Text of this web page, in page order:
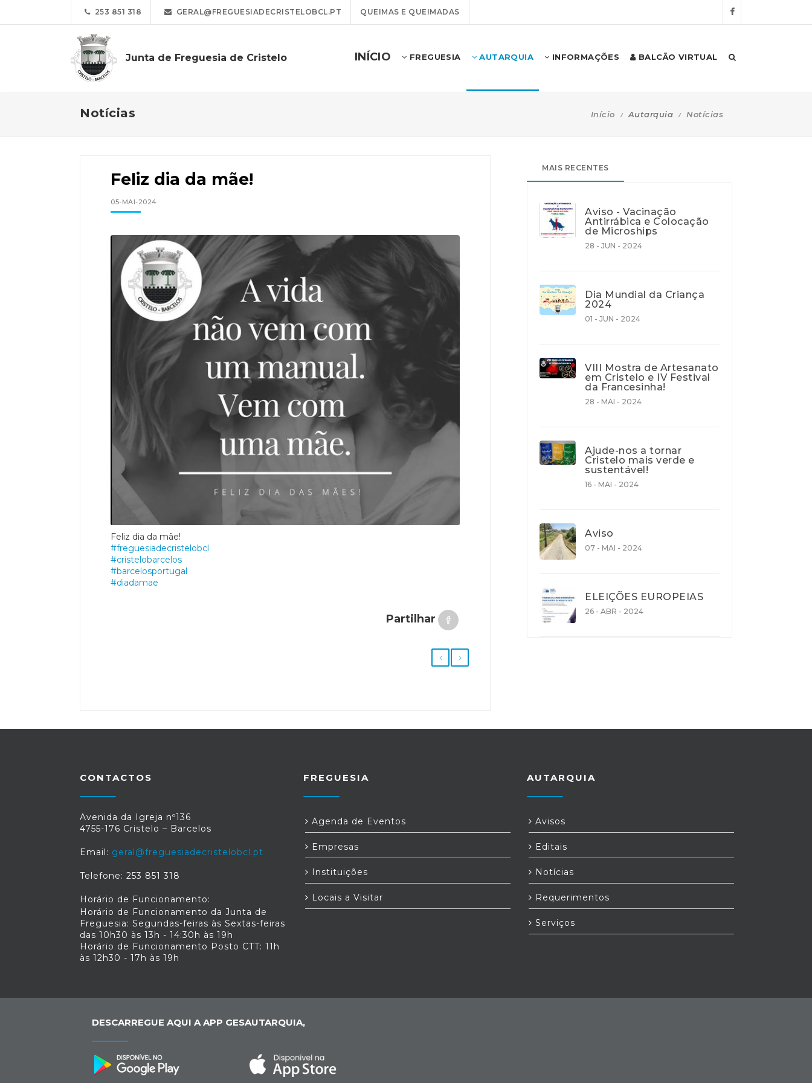
253 851 318 GERAL@FREGUESIADECRISTELOBCL.PT QUEIMAS E QUEIMADAS
Junta de Freguesia de Cristelo INÍCIO FREGUESIA AUTARQUIA INFORMAÇÕES BALCÃO VIRTUAL
Notícias Início Autarquia Notícias
Feliz dia da mãe!
05-MAI-2024
Feliz dia da mãe!
#freguesiadecristelobcl
#cristelobarcelos
#barcelosportugal
#diadamae
Partilhar
MAIS RECENTES
Aviso - Vacinação
Antirrábica e Colocação
de Microships
28 - JUN - 2024
Dia Mundial da Criança
2024
01 - JUN - 2024
VIII Mostra de Artesanato
em Cristelo e IV Festival
da Francesinha!
28 - MAI - 2024
Ajude-nos a tornar
Cristelo mais verde e
sustentável!
16 - MAI - 2024
Aviso
07 - MAI - 2024
ELEIÇÕES EUROPEIAS
26 - ABR - 2024
CONTACTOS
Avenida da Igreja nº136
4755-176 Cristelo – Barcelos
Email: geral@freguesiadecristelobcl.pt
Telefone: 253 851 318
Horário de Funcionamento:
Horário de Funcionamento da Junta de
Freguesia: Segundas-feiras às Sextas-feiras
das 10h30 às 13h - 14:30h às 19h
Horário de Funcionamento Posto CTT: 11h
às 12h30 - 17h às 19h
FREGUESIA
Agenda de Eventos
Empresas
Instituições
Locais a Visitar
AUTARQUIA
Avisos
Editais
Notícias
Requerimentos
Serviços
DESCARREGUE AQUI A APP GESAUTARQUIA,